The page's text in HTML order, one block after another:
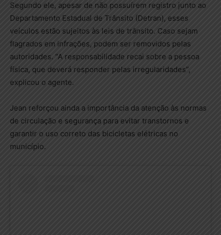
Segundo ele, apesar de não possuírem registro junto ao
Departamento Estadual de Trânsito (Detran), esses
veículos estão sujeitos às leis de trânsito. Caso sejam
flagrados em infrações, podem ser removidos pelas
autoridades. “A responsabilidade recai sobre a pessoa
física, que deverá responder pelas irregularidades”,
explicou o agente.
Jean reforçou ainda a importância da atenção às normas
de circulação e segurança para evitar transtornos e
garantir o uso correto das bicicletas elétricas no
município.